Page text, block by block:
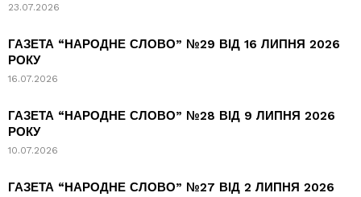
23.07.2026
ГАЗЕТА “НАРОДНЕ СЛОВО” №29 ВІД 16 ЛИПНЯ 2026
РОКУ
16.07.2026
ГАЗЕТА “НАРОДНЕ СЛОВО” №28 ВІД 9 ЛИПНЯ 2026
РОКУ
10.07.2026
ГАЗЕТА “НАРОДНЕ СЛОВО” №27 ВІД 2 ЛИПНЯ 2026